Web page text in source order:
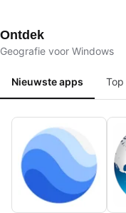
Ontdek
Geografie voor Windows
Nieuwste apps